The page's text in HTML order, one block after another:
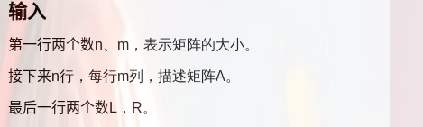
输入
第一行两个数n、 m，表示矩阵的大小。
接下来n行，每行m列，描述矩阵A。
最后一行两个数L， R。